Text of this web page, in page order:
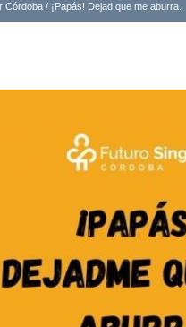
Córdoba / ¡Papás! Dejad que me aburra.